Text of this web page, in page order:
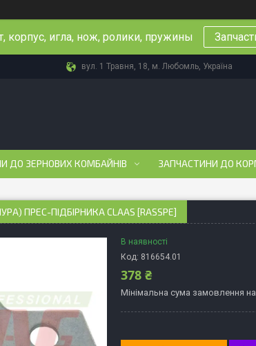
корпус, игла, нож, ролики, пружины
вул. 1 Травня, 18, м. Любомль, Україна
ДО ЗЕРНОВИХ КОМБАЙНІВ ЗАПЧАСТИНИ ДО
ПРЕС-ПІДБІРНИКА CLAAS [RASSPE]
В наявності
Код: 816654.01
378 ₴
Мінімальна сума замовлення